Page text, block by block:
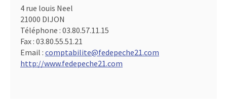
4 rue louis Neel
21000 DIJON
Téléphone : 03.80.57.11.15
Fax : 03.80.55.51.21
Email : comptabilite@fedepeche21.com
http://www.fedepeche21.com